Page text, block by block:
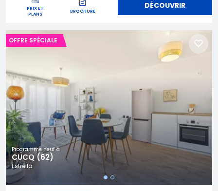
PRIX ET
PLANS
BROCHURE
DÉCOUVRIR
Programme neuf à
CUCQ (62)
Estrella
OFFRE SPÉCIALE